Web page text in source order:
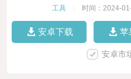
工具 时间：2024-
安卓下载 苹
安卓市